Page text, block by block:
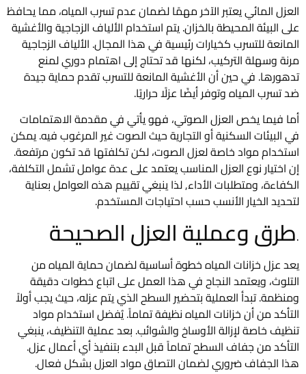
العزل المائي يعتبر الآخر مهمًا لضمان عدم تسرب المياه، مما يحافظ
على البيئة المحيطة بالخزان. يتم استخدام الألياف الزجاجية والأغشية
المانعة للتسرب كخيارات رئيسية في هذا المجال. الألياف الزجاجية
مرنة وسهلة التركيب، لكنها قد تحتاج إلى اهتمام دوري لمنع
تدهورها. في حين أن الأغشية المانعة للتسرب تقدم حماية جيدة
ضد تسرب المياه وتوفر أيضًا عزلًا حراريًا.
أما فيما يخص العزل الصوتي، فهو يأتي في مقدمة الاهتمامات
في البيئات السكنية أو التجارية حيث الصوت غير المرغوب فيه. يمكن
استخدام مواد خاصة لعزل الصوت، لكن تكلفتها قد تكون مرتفعة.
إن اختيار نوع العزل المناسب يعتمد على عدة عوامل تشمل التكلفة،
الكفاءة، ومتطلبات الأداء, لذا ينبغي تقييم هذه العوامل بعناية
لتحديد الخيار الأنسب حسب احتياجات المستخدم.
.طرق وعملية العزل الصحيحة
يعد عزل خزانات المياه خطوة أساسية لضمان حماية المياه من
التلوث، ويعتمد النجاح في هذا العمل على اتباع خطوات دقيقة
ومنظمة. تبدأ العملية بتحضير السطح الذي يتم عزله، حيث يجب أولاً
التأكد من أن خزانات المياه نظيفة تماماً. يُفضل استخدام مواد
تنظيف خاصة لإزالة الأوساخ والشوائب. بعد عملية التنظيف، ينبغي
التأكد من جفاف السطح تماماً قبل البدء بتنفيذ أي أعمال عزل.
هذا الجفاف ضروري لضمان التصاق مواد العزل بشكل فعال.